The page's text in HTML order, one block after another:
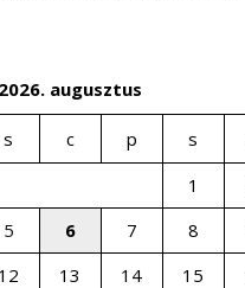
2026. augusztus
s c p s
1
5 6 7 8
12 13 14 15